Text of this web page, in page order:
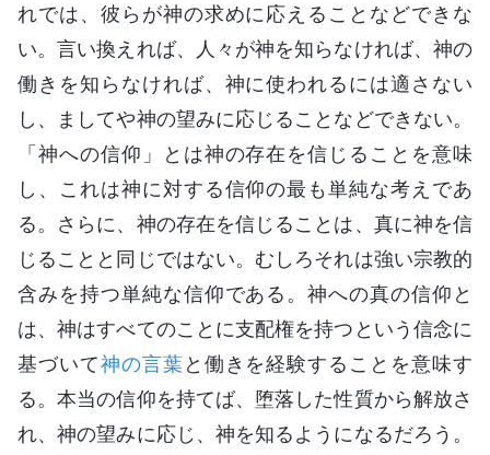
れでは、彼らが神の求めに応えることなどできな
い。言い換えれば、人々が神を知らなければ、神の
働きを知らなければ、神に使われるには適さない
し、ましてや神の望みに応じることなどできない。
「神への信仰」とは神の存在を信じることを意味
し、これは神に対する信仰の最も単純な考えであ
る。さらに、神の存在を信じることは、真に神を信
じることと同じではない。むしろそれは強い宗教的
含みを持つ単純な信仰である。神への真の信仰と
は、神はすべてのことに支配権を持つという信念に
基づいて神の言葉と働きを経験することを意味す
る。本当の信仰を持てば、堕落した性質から解放さ
れ、神の望みに応じ、神を知るようになるだろう。